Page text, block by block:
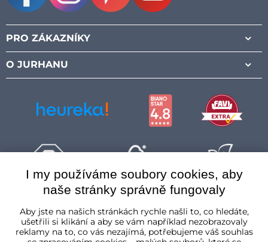
PRO ZÁKAZNÍKY
O JURHANU
I my používáme soubory cookies, aby
naše stránky správně fungovaly
Aby jste na našich stránkách rychle našli to, co hledáte,
ušetřili si klikání a aby se vám například nezobrazovaly
reklamy na to, co vás nezajímá, potřebujeme váš souhlas